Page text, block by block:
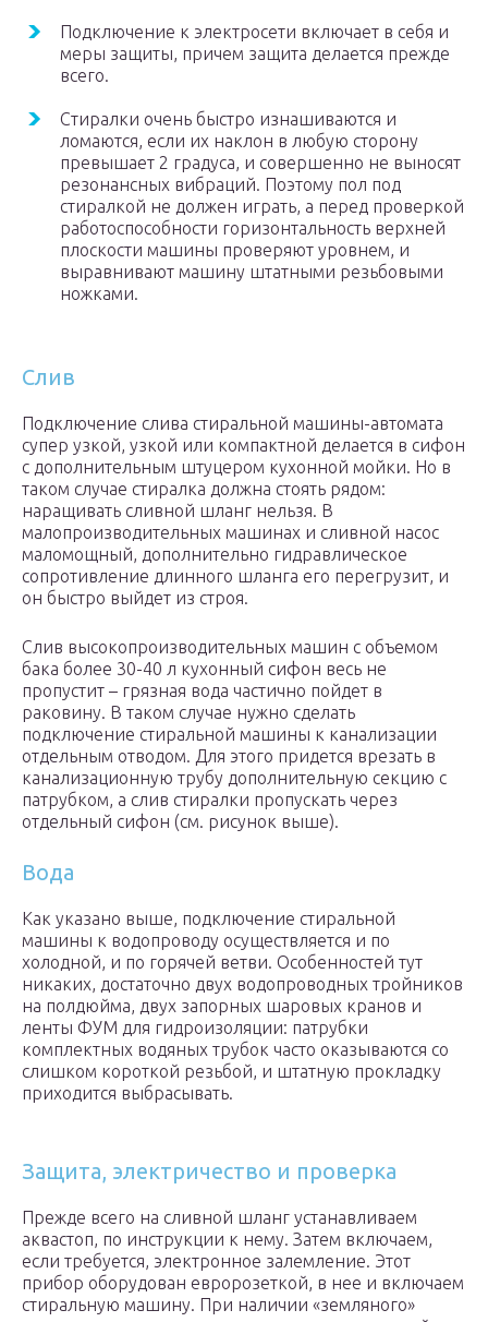
Подключение к электросети включает в себя и
меры защиты, причем защита делается прежде
всего.
Стиралки очень быстро изнашиваются и
ломаются, если их наклон в любую сторону
превышает 2 градуса, и совершенно не выносят
резонансных вибраций. Поэтому пол под
стиралкой не должен играть, а перед проверкой
работоспособности горизонтальность верхней
плоскости машины проверяют уровнем, и
выравнивают машину штатными резьбовыми
ножками.
Слив
Подключение слива стиральной машины-автомата
супер узкой, узкой или компактной делается в сифон
с дополнительным штуцером кухонной мойки. Но в
таком случае стиралка должна стоять рядом:
наращивать сливной шланг нельзя. В
малопроизводительных машинах и сливной насос
маломощный, дополнительно гидравлическое
сопротивление длинного шланга его перегрузит, и
он быстро выйдет из строя.
Слив высокопроизводительных машин с объемом
бака более 30-40 л кухонный сифон весь не
пропустит – грязная вода частично пойдет в
раковину. В таком случае нужно сделать
подключение стиральной машины к канализации
отдельным отводом. Для этого придется врезать в
канализационную трубу дополнительную секцию с
патрубком, а слив стиралки пропускать через
отдельный сифон (см. рисунок выше).
Вода
Как указано выше, подключение стиральной
машины к водопроводу осуществляется и по
холодной, и по горячей ветви. Особенностей тут
никаких, достаточно двух водопроводных тройников
на полдюйма, двух запорных шаровых кранов и
ленты ФУМ для гидроизоляции: патрубки
комплектных водяных трубок часто оказываются со
слишком короткой резьбой, и штатную прокладку
приходится выбрасывать.
Защита, электричество и проверка
Прежде всего на сливной шланг устанавливаем
аквастоп, по инструкции к нему. Затем включаем,
если требуется, электронное залемление. Этот
прибор оборудован евророзеткой, в нее и включаем
стиральную машину. При наличии «земляного»